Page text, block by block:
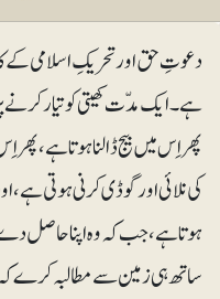
دعوتِ حق اور تحریکِ اسلامی کے
ہے۔ ایک مدّت کھیتی کوتیار کرنے
پھر اِس میں بیج ڈالنا ہوتا ہے،
کی نلائی اور گوڈی کرنی ہوتی ہے،
ہوتا ہے، جب کہ وہ اپنا حاصل
ساتھ ہی زمین سے مطالبہ کرے